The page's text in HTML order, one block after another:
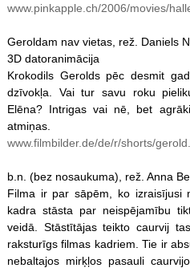
www.pinkapple.ch/2006/movies/
Geroldam nav vietas, rež. Daniels
3D datoranimācija
Krokodils Gerolds pēc desmit
dzīvokļa. Vai tur savu roku
Elēna? Intrigas vai nē, bet
atmiņas.
www.filmbilder.de/de/r/shorts/
b.n. (bez nosaukuma), rež. Anna
Filma ir par sāpēm, ko izraisījusi
kadra stāsta par neispējamību
veidā. Stāstītājas teikto caurvij
raksturīgs filmas kadriem. Tie ir
nebaltajos mirķļos pasauli